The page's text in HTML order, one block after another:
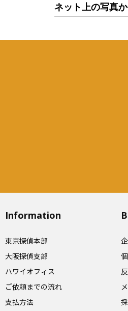
ネット上の写真
Information
東京探偵本部
大阪探偵支部
ハワイオフィス
ご依頼までの流れ
支払方法